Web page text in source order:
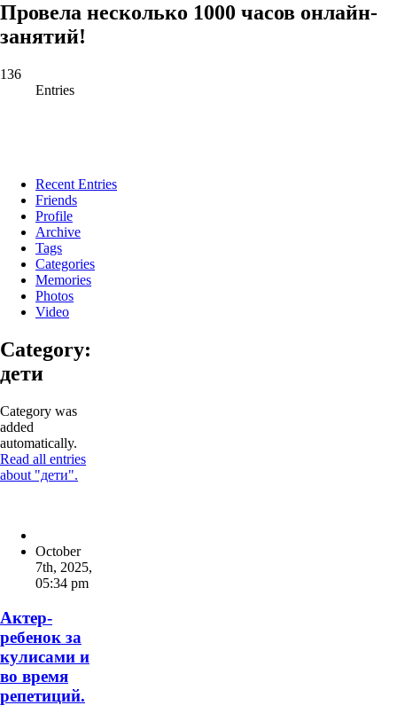
Провела несколько 1000 часов онлайн-
занятий!
136
Entries
Recent Entries
Friends
Profile
Archive
Tags
Categories
Memories
Photos
Video
Category:
дети
Category was
added
automatically.
Read all entries
about "дети".
October
7th, 2025,
05:34 pm
Актер-
ребенок за
кулисами и
во время
репетиций.